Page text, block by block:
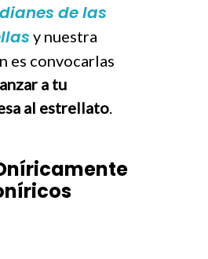
de las
y nuestra
es convocarlas
a tu
al estrellato.